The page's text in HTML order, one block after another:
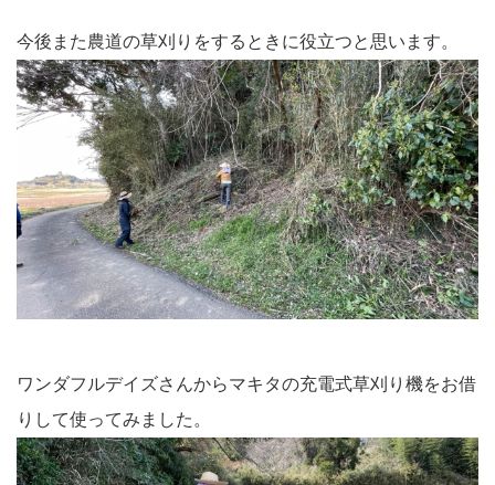
今後また農道の草刈りをするときに役立つと思います。
ワンダフルデイズさんからマキタの充電式草刈り機をお借
りして使ってみました。